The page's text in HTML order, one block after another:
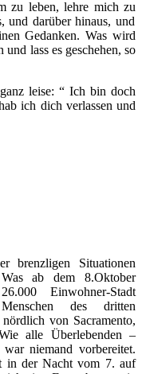
zu leben, lehre mich zu
und darüber hinaus, und
Gedanken. Was wird
und lass es geschehen, so
leise: “ Ich bin doch
ich dich verlassen und
brenzligen Situationen
ab dem 8.Oktober
Einwohner-Stadt
des dritten
von Sacramento,
alle Überlebenden –
niemand vorbereitet.
in der Nacht vom 7. auf